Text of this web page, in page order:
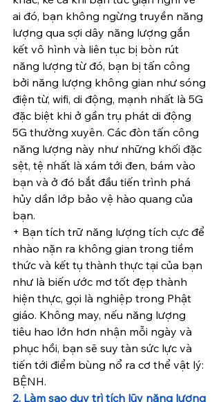
ai đó, bạn không ngừng truyền năng
lượng qua sợi dây năng lượng gắn
kết vô hình và liên tục bị bòn rút
năng lượng từ đó, bạn bị tấn công
bởi năng lượng không gian như sóng
điện từ, wifi, di động, mạnh nhất là 5G
đặc biệt khi ở gần trụ phát di động
5G thường xuyên. Các đòn tấn công
năng lượng này như những khối đặc
sệt, tệ nhất là xám tới đen, bám vào
bạn và ở đó bắt đầu tiến trình phá
hủy dần lớp bảo vệ hào quang của
bạn.
+ Bạn tích trữ năng lượng tích cực để
nhào nặn ra không gian trong tiềm
thức và kết tụ thành thực tại của bạn
như là biến ước mơ tốt đẹp thành
hiện thực, gọi là nghiệp trong Phật
giáo. Không may, nếu năng lượng
tiêu hao lớn hơn nhận mỗi ngày và
phục hồi, bạn sẽ suy tàn sức lực và
tiến tới điểm bùng nổ ra cơ thể vật lý:
BỆNH.
2. Làm sao duy trì tích lũy năng lượng